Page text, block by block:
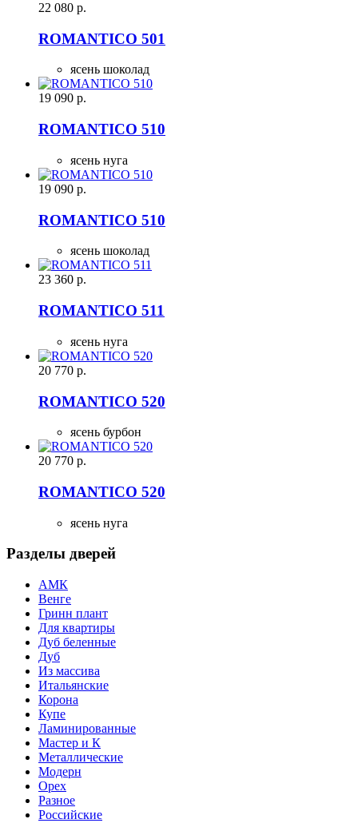
22 080 р.
ROMANTICO 501
ясень шоколад
19 090 р.
ROMANTICO 510
ясень нуга
19 090 р.
ROMANTICO 510
ясень шоколад
23 360 р.
ROMANTICO 511
ясень нуга
20 770 р.
ROMANTICO 520
ясень бурбон
20 770 р.
ROMANTICO 520
ясень нуга
Разделы дверей
АМК
Венге
Гринн плант
Для квартиры
Дуб беленные
Дуб
Из массива
Итальянские
Корона
Купе
Ламинированные
Мастер и К
Металлические
Модерн
Орех
Разное
Российские